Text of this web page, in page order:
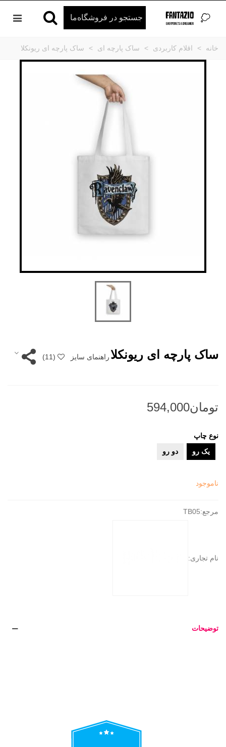
خانه > اقلام کاربردی > ساک پارچه ای > ساک پارچه ای ریونکلا
ساک پارچه ای ریونکلا راهنمای سایز (
11
)
نوع چاپ
یک رو
دو رو
ناموجود
مرجع:TB05
نام تجاری:
توضیحات